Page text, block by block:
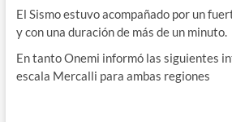
El Sismo estuvo acompañado por un
y con una duración de más de un minuto.
En tanto Onemi informó las siguientes
escala Mercalli para ambas regiones